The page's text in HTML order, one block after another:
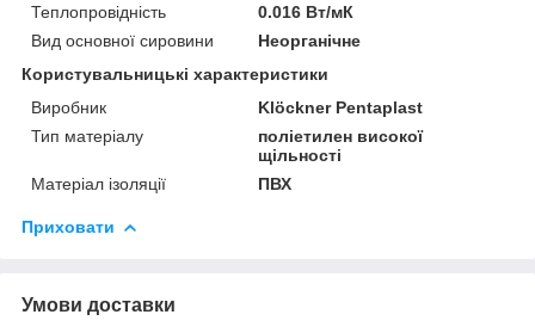
Теплопровідність
0.016 Вт/мК
Вид основної сировини
Неорганічне
Користувальницькі характеристики
Виробник
Klöckner Рentaplast
Тип матеріалу
поліетилен високої
щільності
Матеріал ізоляції
ПВХ
Приховати
Умови доставки